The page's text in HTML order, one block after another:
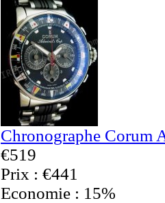
Chronographe Corum
€519
Prix : €441
Economie : 15%